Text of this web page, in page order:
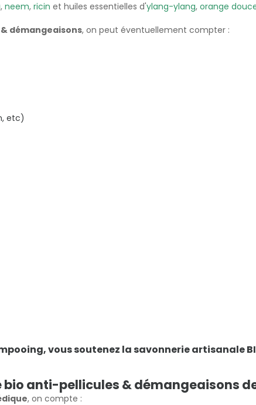
, neem, ricin et huiles essentielles d'ylang-ylang, orange
démangeaisons, on peut éventuellement compter :
etc)
vous soutenez la savonnerie artisanale
anti-pellicules & démangeaisons
, on compte :